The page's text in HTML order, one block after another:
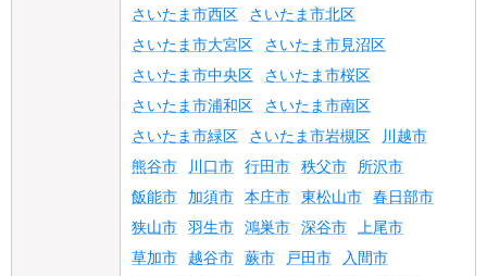
さいたま市西区 さいたま市北区
さいたま市大宮区 さいたま市見沼区
さいたま市中央区 さいたま市桜区
さいたま市浦和区 さいたま市南区
さいたま市緑区 さいたま市岩槻区
川越市
熊谷市
川口市 行田市 秩父市 所沢市
飯能市 加須市 本庄市 東松山市 春日部市
狭山市 羽生市 鴻巣市 深谷市 上尾市
草加市 越谷市 蕨市 戸田市
入間市